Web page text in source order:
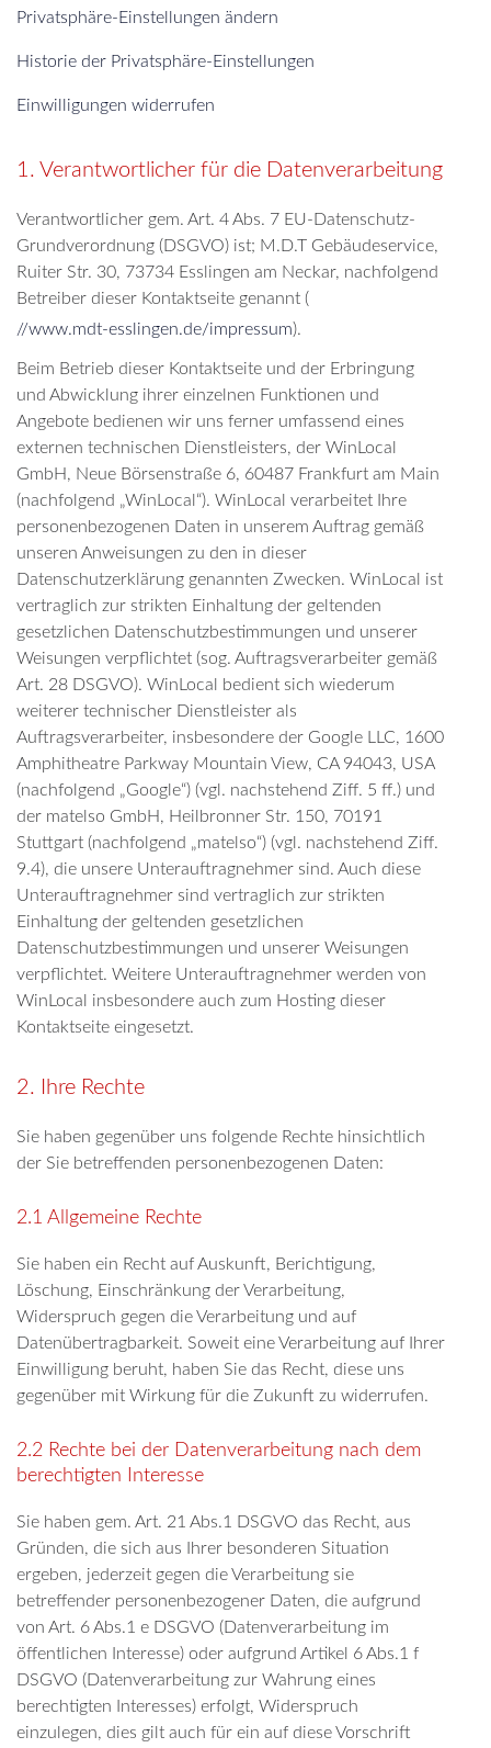
Privatsphäre-Einstellungen ändern
Historie der Privatsphäre-Einstellungen
Einwilligungen widerrufen
1. Verantwortlicher für die Datenverarbeitung
Verantwortlicher gem. Art. 4 Abs. 7 EU-Datenschutz-
Grundverordnung (DSGVO) ist; M.D.T Gebäudeservice,
Ruiter Str. 30, 73734 Esslingen am Neckar, nachfolgend
Betreiber dieser Kontaktseite genannt (
//www.mdt-esslingen.de/impressum).
Beim Betrieb dieser Kontaktseite und der Erbringung
und Abwicklung ihrer einzelnen Funktionen und
Angebote bedienen wir uns ferner umfassend eines
externen technischen Dienstleisters, der WinLocal
GmbH, Neue Börsenstraße 6, 60487 Frankfurt am Main
(nachfolgend „WinLocal“). WinLocal verarbeitet Ihre
personenbezogenen Daten in unserem Auftrag gemäß
unseren Anweisungen zu den in dieser
Datenschutzerklärung genannten Zwecken. WinLocal ist
vertraglich zur strikten Einhaltung der geltenden
gesetzlichen Datenschutzbestimmungen und unserer
Weisungen verpflichtet (sog. Auftragsverarbeiter gemäß
Art. 28 DSGVO). WinLocal bedient sich wiederum
weiterer technischer Dienstleister als
Auftragsverarbeiter, insbesondere der Google LLC, 1600
Amphitheatre Parkway Mountain View, CA 94043, USA
(nachfolgend „Google“) (vgl. nachstehend Ziff. 5 ff.) und
der matelso GmbH, Heilbronner Str. 150, 70191
Stuttgart (nachfolgend „matelso“) (vgl. nachstehend Ziff.
9.4), die unsere Unterauftragnehmer sind. Auch diese
Unterauftragnehmer sind vertraglich zur strikten
Einhaltung der geltenden gesetzlichen
Datenschutzbestimmungen und unserer Weisungen
verpflichtet. Weitere Unterauftragnehmer werden von
WinLocal insbesondere auch zum Hosting dieser
Kontaktseite eingesetzt.
2. Ihre Rechte
Sie haben gegenüber uns folgende Rechte hinsichtlich
der Sie betreffenden personenbezogenen Daten:
2.1 Allgemeine Rechte
Sie haben ein Recht auf Auskunft, Berichtigung,
Löschung, Einschränkung der Verarbeitung,
Widerspruch gegen die Verarbeitung und auf
Datenübertragbarkeit. Soweit eine Verarbeitung auf Ihrer
Einwilligung beruht, haben Sie das Recht, diese uns
gegenüber mit Wirkung für die Zukunft zu widerrufen.
2.2 Rechte bei der Datenverarbeitung nach dem
berechtigten Interesse
Sie haben gem. Art. 21 Abs.1 DSGVO das Recht, aus
Gründen, die sich aus Ihrer besonderen Situation
ergeben, jederzeit gegen die Verarbeitung sie
betreffender personenbezogener Daten, die aufgrund
von Art. 6 Abs.1 e DSGVO (Datenverarbeitung im
öffentlichen Interesse) oder aufgrund Artikel 6 Abs.1 f
DSGVO (Datenverarbeitung zur Wahrung eines
berechtigten Interesses) erfolgt, Widerspruch
einzulegen, dies gilt auch für ein auf diese Vorschrift